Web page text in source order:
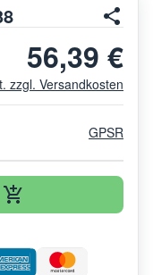
56,39 €
zzgl. Versandkosten
GPSR